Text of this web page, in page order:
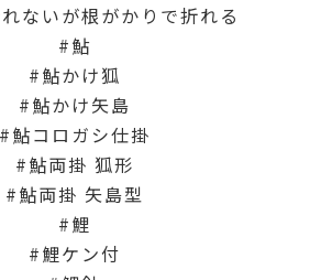
ないが根がかりで折れる
鮎
鮎かけ狐
鮎かけ矢島
鮎コロガシ仕掛
鮎両掛 狐形
鮎両掛 矢島型
鯉
鯉ケン付